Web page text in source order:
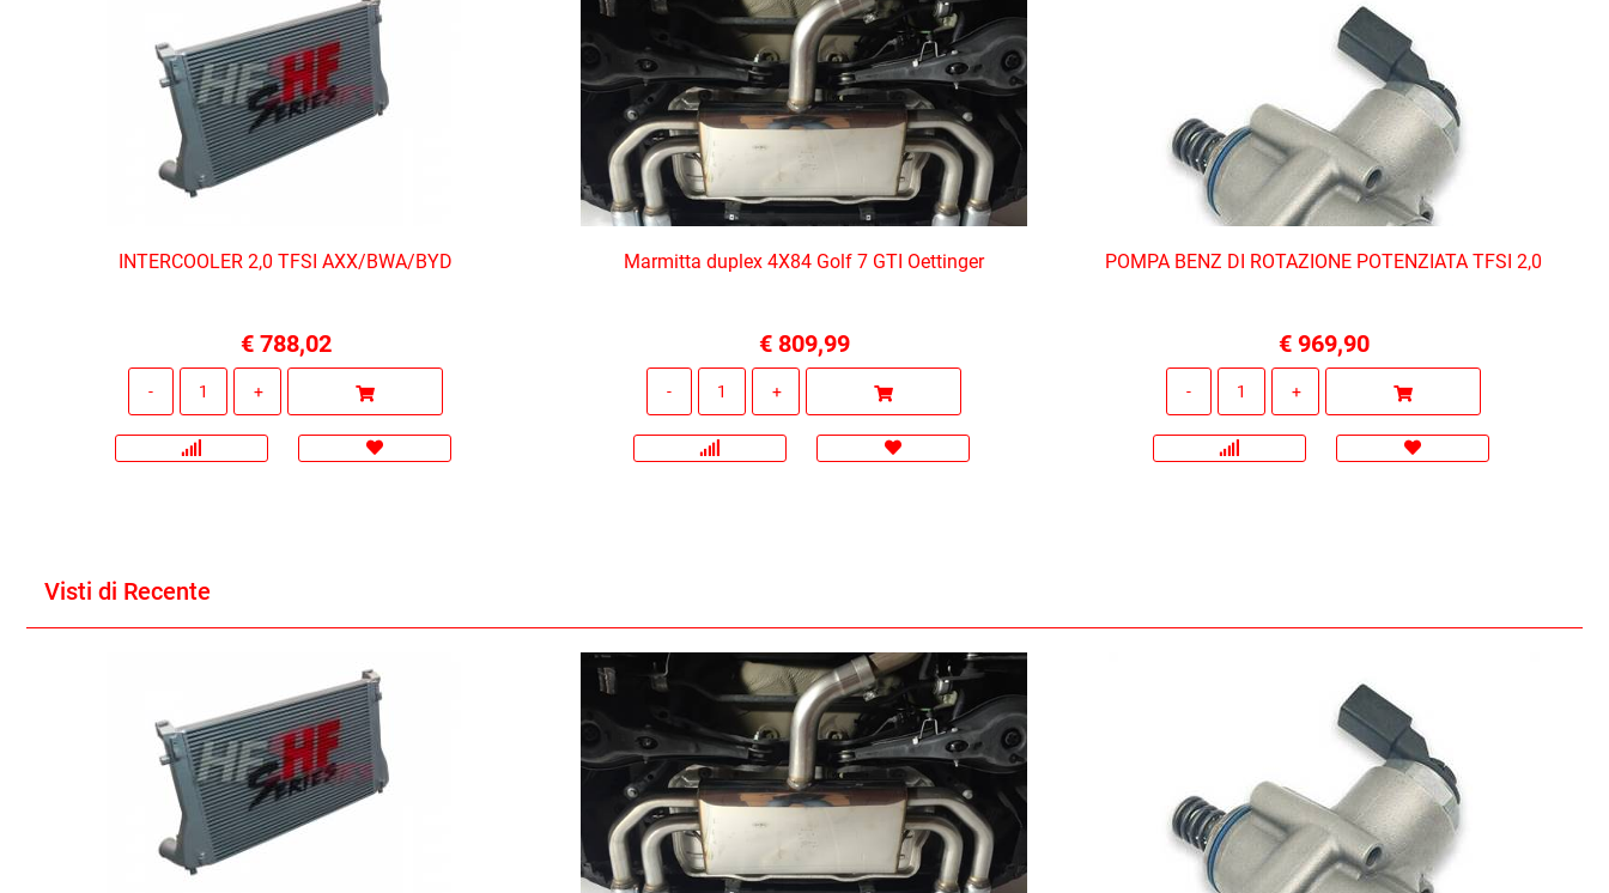
INTERCOOLER 2,0 TFSI AXX/BWA/BYD
€ 788,02
Marmitta duplex 4X84 Golf 7 GTI Oettinger
€ 809,99
POMPA BENZ DI ROTAZIONE POTENZIATA TFSI 2,0
€ 969,90
Visti di Recente